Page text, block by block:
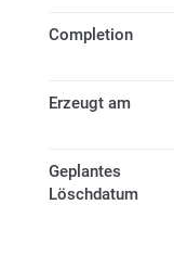
Completion
Erzeugt am
Geplantes
Löschdatum